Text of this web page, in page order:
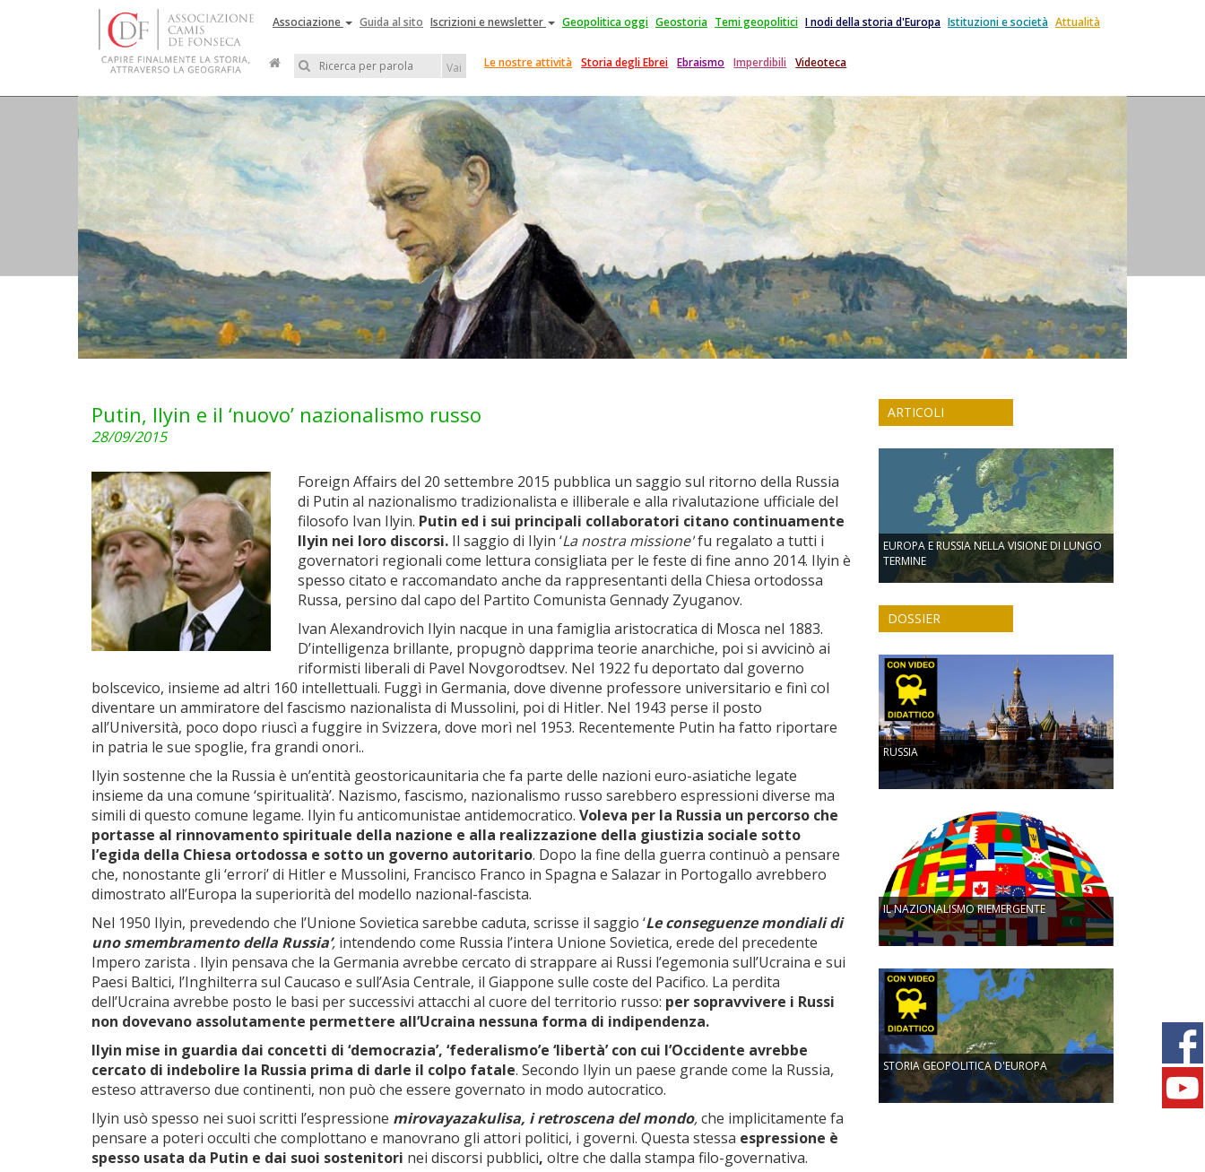
Associazione Guida al sito Iscrizioni e newsletter Geopolitica oggi Geostoria Temi geopolitici I nodi della storia d'Europa Istituzioni e società Attualità
Vai Le nostre attività Storia degli Ebrei Ebraismo Imperdibili Videoteca
Putin, Ilyin e il ‘nuovo’ nazionalismo russo
28/09/2015
Foreign Affairs del 20 settembre 2015 pubblica un saggio sul ritorno della Russia
di Putin al nazionalismo tradizionalista e illiberale e alla rivalutazione ufficiale del
filosofo Ivan Ilyin. Putin ed i sui principali collaboratori citano continuamente
Ilyin nei loro discorsi. Il saggio di Ilyin ‘La nostra missione'fu regalato a tutti i
governatori regionali come lettura consigliata per le feste di fine anno 2014. Ilyin è
spesso citato e raccomandato anche da rappresentanti della Chiesa ortodossa
Russa, persino dal capo del Partito Comunista Gennady Zyuganov.
Ivan Alexandrovich Ilyin nacque in una famiglia aristocratica di Mosca nel 1883.
D’intelligenza brillante, propugnò dapprima teorie anarchiche, poi si avvicinò ai
riformisti liberali di Pavel Novgorodtsev. Nel 1922 fu deportato dal governo
bolscevico, insieme ad altri 160 intellettuali. Fuggì in Germania, dove divenne professore universitario e finì col
diventare un ammiratore del fascismo nazionalista di Mussolini, poi di Hitler. Nel 1943 perse il posto
all’Università, poco dopo riuscì a fuggire in Svizzera, dove morì nel 1953. Recentemente Putin ha fatto riportare
in patria le sue spoglie, fra grandi onori..
Ilyin sostenne che la Russia è un’entità geostoricaunitaria che fa parte delle nazioni euro-asiatiche legate
insieme da una comune ‘spiritualità’. Nazismo, fascismo, nazionalismo russo sarebbero espressioni diverse ma
simili di questo comune legame. Ilyin fu anticomunistae antidemocratico. Voleva per la Russia un percorso che
portasse al rinnovamento spirituale della nazione e alla realizzazione della giustizia sociale sotto
l’egida della Chiesa ortodossa e sotto un governo autoritario. Dopo la fine della guerra continuò a pensare
che, nonostante gli ‘errori’ di Hitler e Mussolini, Francisco Franco in Spagna e Salazar in Portogallo avrebbero
dimostrato all’Europa la superiorità del modello nazional-fascista.
Nel 1950 Ilyin, prevedendo che l’Unione Sovietica sarebbe caduta, scrisse il saggio ‘Le conseguenze mondiali di
uno smembramento della Russia’, intendendo come Russia l’intera Unione Sovietica, erede del precedente
Impero zarista . Ilyin pensava che la Germania avrebbe cercato di strappare ai Russi l’egemonia sull’Ucraina e sui
Paesi Baltici, l’Inghilterra sul Caucaso e sull’Asia Centrale, il Giappone sulle coste del Pacifico. La perdita
dell’Ucraina avrebbe posto le basi per successivi attacchi al cuore del territorio russo: per sopravvivere i Russi
non dovevano assolutamente permettere all’Ucraina nessuna forma di indipendenza.
Ilyin mise in guardia dai concetti di ‘democrazia’, ‘federalismo’e ‘libertà’ con cui l’Occidente avrebbe
cercato di indebolire la Russia prima di darle il colpo fatale. Secondo Ilyin un paese grande come la Russia,
esteso attraverso due continenti, non può che essere governato in modo autocratico.
Ilyin usò spesso nei suoi scritti l’espressione mirovayazakulisa, i retroscena del mondo,che implicitamente fa
pensare a poteri occulti che complottano e manovrano gli attori politici, i governi. Questa stessa espressione è
spesso usata da Putin e dai suoi sostenitori nei discorsi pubblici, oltre che dalla stampa filo-governativa.
ARTICOLI
EUROPA E RUSSIA NELLA VISIONE DI LUNGO
TERMINE
DOSSIER
RUSSIA
IL NAZIONALISMO RIEMERGENTE
STORIA GEOPOLITICA D'EUROPA